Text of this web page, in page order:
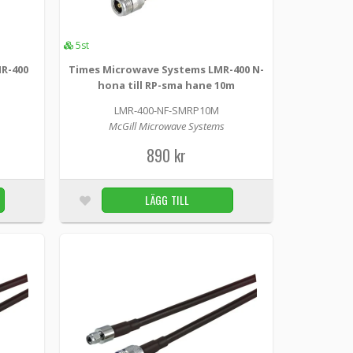
195 originalkabel. Äkta LMR195 på lösmeter
LÄGG TILL
till RP-sma hane 10m
400
5st
Times Microwave Systems LMR-400 N-
hona till RP-sma hane 10m
LMR-400-NF-SMRP10M
McGill Microwave Systems
890 kr
LÄGG TILL